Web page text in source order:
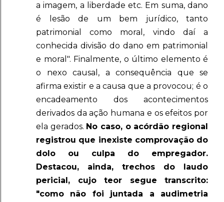
a imagem, a liberdade etc. Em suma, dano
é lesão de um bem jurídico, tanto
patrimonial como moral, vindo daí a
conhecida divisão do dano em patrimonial
e moral". Finalmente, o último elemento é
o nexo causal, a consequência que se
afirma existir e a causa que a provocou; é o
encadeamento dos acontecimentos
derivados da ação humana e os efeitos por
ela gerados. No caso, o acórdão regional
registrou que inexiste comprovação do
dolo ou culpa do empregador.
Destacou, ainda, trechos do laudo
pericial, cujo teor segue transcrito:
"como não foi juntada a audimetria